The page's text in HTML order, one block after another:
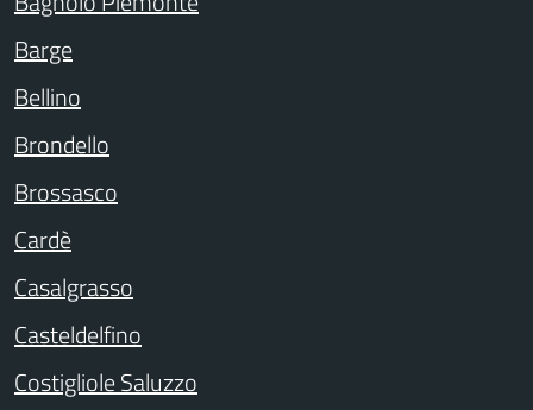
Barge
Bellino
Brondello
Brossasco
Cardè
Casalgrasso
Casteldelfino
Costigliole Saluzzo